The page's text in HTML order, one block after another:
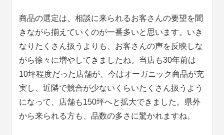
商品の選定は、相談に来られるお客さんの要望を聞
きながら揃えていくのが一番多いと思います。いき
なりたくさん扱うよりも、お客さんの声を反映しな
がら徐々に増やしてきましたね。当店も30年前は
10坪程度だった店舗が、今はオーガニック商品が充
実し、近隣で競合が少ないくらいたくさん扱うよう
になって、店舗も150坪へと拡大できました。県外
から来られる方も、品数の多さに驚かれますね。